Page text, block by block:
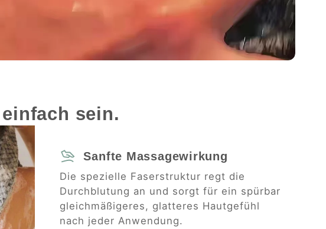
sein.
Sanfte Massagewirkung
Die spezielle Faserstruktur regt die
Durchblutung an und sorgt für ein spürbar
gleichmäßigeres, glatteres Hautgefühl
nach jeder Anwendung.